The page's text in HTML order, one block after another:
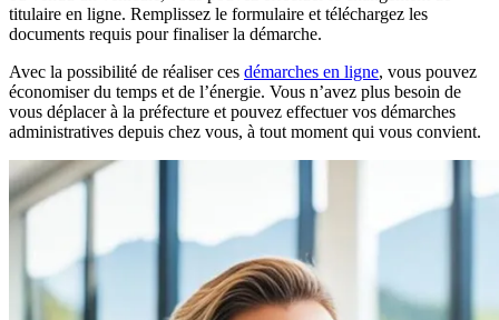
titulaire en ligne. Remplissez le formulaire et téléchargez les
documents requis pour finaliser la démarche.
Avec la possibilité de réaliser ces démarches en ligne, vous pouvez
économiser du temps et de l’énergie. Vous n’avez plus besoin de
vous déplacer à la préfecture et pouvez effectuer vos démarches
administratives depuis chez vous, à tout moment qui vous convient.